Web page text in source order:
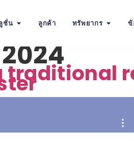
ชั่น ลูกค้า ทรัพยากร ข้
traditional